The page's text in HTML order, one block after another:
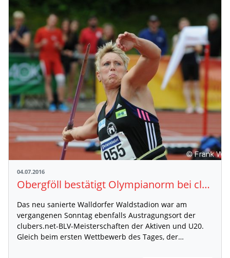
04.07.2016
Obergföll bestätigt Olympianorm bei clubers.net-BLV-Meisterschaften U20 & Aktive
Das neu sanierte Walldorfer Waldstadion war am
vergangenen Sonntag ebenfalls Austragungsort der
clubers.net-BLV-Meisterschaften der Aktiven und U20.
Gleich beim ersten Wettbewerb des Tages, der…